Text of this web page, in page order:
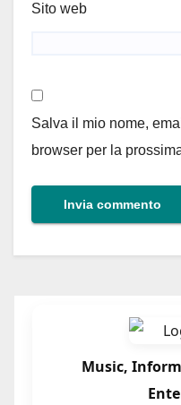
Sito web
Salva il mio nome,
browser per la
Music,